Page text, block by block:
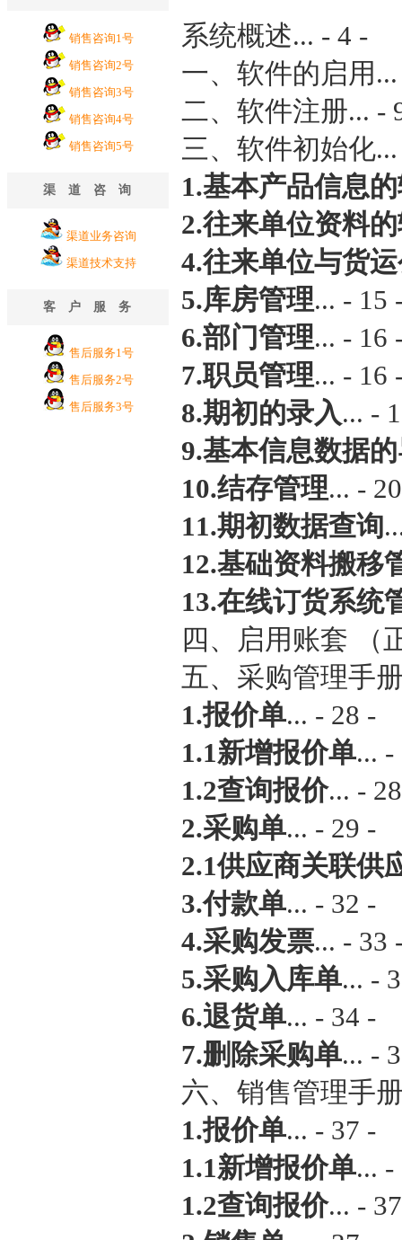
销售咨询1号
销售咨询2号
销售咨询3号
销售咨询4号
销售咨询5号
渠道咨询
渠道业务咨询
渠道技术支持
客户服务
售后服务1号
售后服务2号
售后服务3号
系统概述... - 4 -
一、软件的启用
二、软件注册... -
三、软件初始化...
1.基本产品信息
2.往来单位资料
4.往来单位与货
5.库房管理... - 15
6.部门管理... - 16
7.职员管理... - 16
8.期初的录入... -
9.基本信息数据
10.结存管理... -
11.期初数据查询
12.基础资料搬移
13.在线订货系统
四、启用账套 （
五、采购管理手
1.报价单... - 28 -
1.1新增报价单... -
1.2查询报价... -
2.采购单... - 29 -
2.1供应商关联供
3.付款单... - 32 -
4.采购发票... - 33
5.采购入库单... -
6.退货单... - 34 -
7.删除采购单... -
六、销售管理手
1.报价单... - 37 -
1.1新增报价单... -
1.2查询报价... -